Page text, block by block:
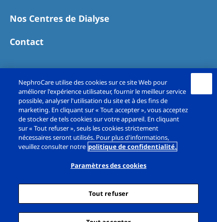
Nos Centres de Dialyse
Contact
Copyright© Fresenius Medical Care France SAS
2026. All rights reserved.
Mentions légales
Politique de confidentialité
Cookie Déclaration
Paramètres des cookies
Plan du site
NephroCare utilise des cookies sur ce site Web pour
améliorer l'expérience utilisateur, fournir le meilleur service
possible, analyser l'utilisation du site et à des fins de
marketing. En cliquant sur « Tout accepter », vous acceptez
de stocker de tels cookies sur votre appareil. En cliquant
sur « Tout refuser », seuls les cookies strictement
nécessaires seront utilisés. Pour plus d'informations,
veuillez consulter notre politique de confidentialité.
Paramètres des cookies
Tout refuser